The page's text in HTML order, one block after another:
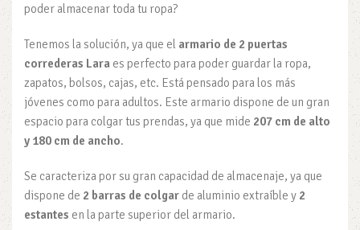
poder almacenar toda tu ropa?
Tenemos la solución, ya que el armario de 2 puertas
correderas Lara es perfecto para poder guardar la ropa,
zapatos, bolsos, cajas, etc. Está pensado para los más
jóvenes como para adultos. Este armario dispone de un gran
espacio para colgar tus prendas, ya que mide 207 cm de alto
y 180 cm de ancho.
Se caracteriza por su gran capacidad de almacenaje, ya que
dispone de 2 barras de colgar de aluminio extraíble y 2
estantes en la parte superior del armario.